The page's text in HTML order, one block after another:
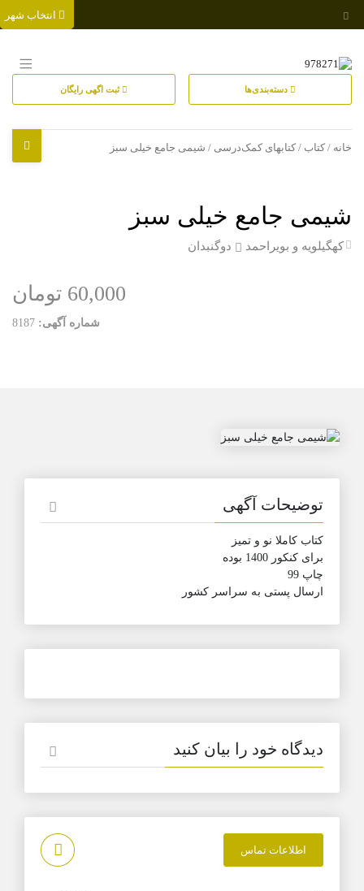
دسته‌بندی‌ها ثبت اگهی رایگان
خانه / کتاب / کتابهای کمک‌درسی / شیمی جامع خیلی سبز
شیمی جامع خیلی سبز
کهگیلویه و بویراحمد دوگنبدان
60,000 تومان
شماره آگهی: 8187
توضیحات آگهی
کتاب کاملا نو و تمیز
برای کنکور 1400 بوده
چاپ 99
ارسال پستی به سراسر کشور
دیدگاه خود را بیان کنید
اطلاعات تماس